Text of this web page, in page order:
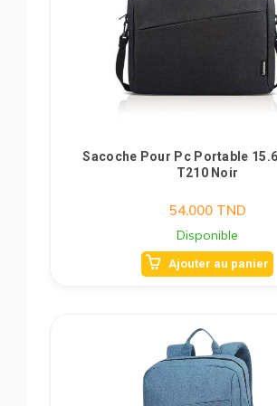
Sacoche Pour Pc Portable
T210 Noir
54.000TND
Disponible
Ajouter au panier